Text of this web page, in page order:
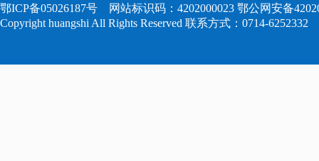
鄂ICP备05026187号 网站标识码：4202000023 鄂公网安备
Copyright huangshi All Rights Reserved 联系方式：0714-6252332